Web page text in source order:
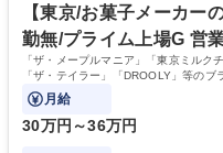
れている方 学歴・資格 学歴：大学院 大学 高専 短大 専修学校 語学力： 資
格：
【東京/お菓子メーカー
勤無/プライム上場G 営
「ザ・メープルマニア」「東京ミルク
「ザ・テイラー」「DROOLY」等のブ
ブランド商品の事務業務をお任せいたし
月給
30万円～36万円